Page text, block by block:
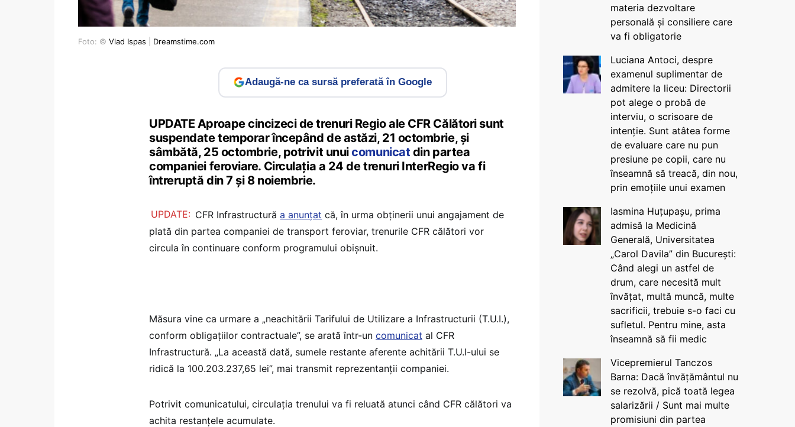
Foto: © Vlad Ispas Dreamstime.com
Adaugă-ne ca sursă preferată în Google
UPDATE Aproape cincizeci de trenuri Regio ale CFR Călători sunt
suspendate temporar începând de astăzi, 21 octombrie, și
sâmbătă, 25 octombrie, potrivit unuicomunicat din partea
companiei feroviare. Circulația a 24 de trenuri InterRegio va fi
întreruptă din 7 și 8 noiembrie.
UPDATE: CFR Infrastructurăa anunțat că, în urma obținerii unui angajament de
plată din partea companiei de transport feroviar, trenurile CFR călători vor
circula în continuare conform programului obișnuit.
Măsura vine ca urmare a „neachitării Tarifului de Utilizare a Infrastructurii (T.U.I.),
conform obligațiilor contractuale”, se arată într-un comunicat al CFR
Infrastructură. „La această dată, sumele restante aferente achitării T.U.I-ului se
ridică la 100.203.237,65 lei”, mai transmit reprezentanții companiei.
Potrivit comunicatului, circulația trenului va fi reluată atunci când CFR călători va
achita restanțele acumulate.
materia dezvoltare
personală și consiliere care
va fi obligatorie
Luciana Antoci, despre
examenul suplimentar de
admitere la liceu: Directorii
pot alege o probă de
interviu, o scrisoare de
intenție. Sunt atâtea forme
de evaluare care nu pun
presiune pe copii, care nu
înseamnă să treacă, din nou,
prin emoțiile unui examen
Iasmina Huțupașu, prima
admisă la Medicină
Generală, Universitatea
„Carol Davila” din București:
Când alegi un astfel de
drum, care necesită mult
învățat, multă muncă, multe
sacrificii, trebuie s-o faci cu
sufletul. Pentru mine, asta
înseamnă să fii medic
Vicepremierul Tanczos
Barna: Dacă învățământul nu
se rezolvă, pică toată legea
salarizării / Sunt mai multe
promisiuni din partea